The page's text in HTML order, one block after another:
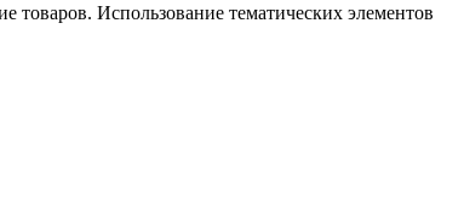
товаров. Использование тематических элементов